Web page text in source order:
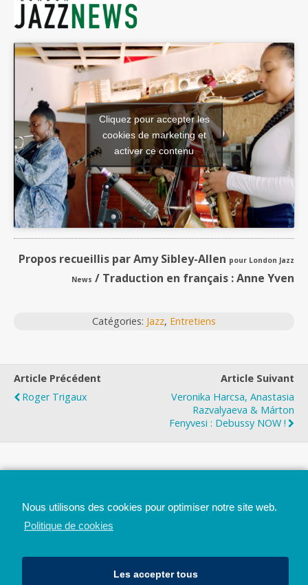
Cliquez pour accepter les
cookies de marketing et
activer ce contenu
Propos recueillis par Amy Sibley-Allen pour London Jazz
News / Traduction en français : Anne Yven
Catégories: Jazz, Entretiens
Article Précédent
Roger Trigaux
Article Suivant
Veronika Harcsa, Anastasia
Razvalyaeva & Márton
Fenyvesi : Debussy NOW !
Nous utilisons des cookies pour optimiser notre site web.
Politique de cookies
Les accepter tous